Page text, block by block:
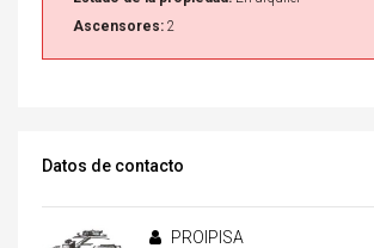
Ascensores: 2
Datos de contacto
PROIPISA